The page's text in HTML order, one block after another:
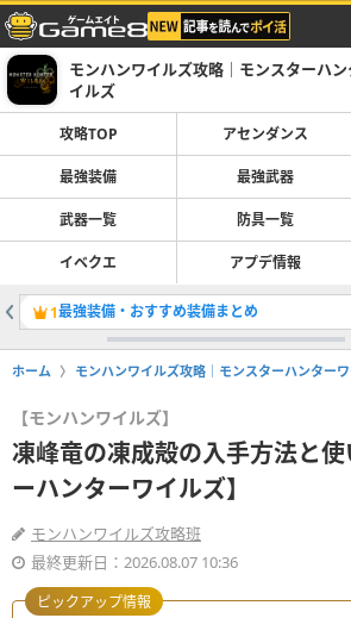
モンハンワイルズ攻略｜モンスターハン
イルズ
攻略TOP アセンダンス
最強装備 最強武器
武器一覧 防具一覧
イベクエ アプデ情報
1最強装備・おすすめ装備まとめ
ホーム モンハンワイルズ攻略｜モンスターハンター
【モンハンワイルズ】
凍峰竜の凍成殻の入手方法と
ーハンターワイルズ】
モンハンワイルズ攻略班
最終更新日：2026.08.07 10:36
ピックアップ情報